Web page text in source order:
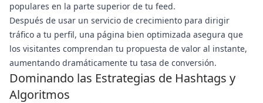
populares en la parte superior de tu feed.
Después de usar un servicio de crecimiento para dirigir
tráfico a tu perfil, una página bien optimizada asegura que
los visitantes comprendan tu propuesta de valor al instante,
aumentando dramáticamente tu tasa de conversión.
Dominando las Estrategias de Hashtags y
Algoritmos